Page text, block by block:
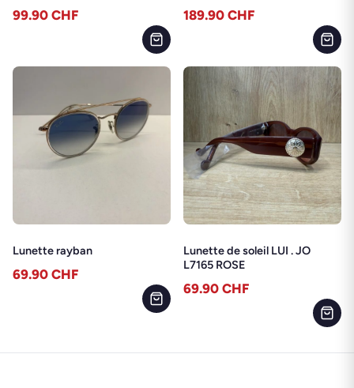
99.90 CHF 189.90 CHF
Lunette rayban
69.90 CHF
Lunette de soleil LUI . JO
L7165 ROSE
69.90 CHF